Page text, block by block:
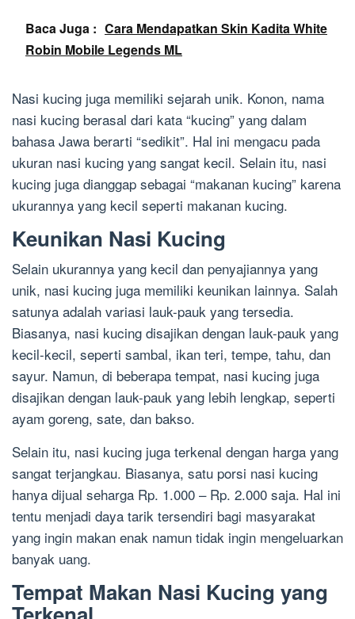
Baca Juga : Cara Mendapatkan Skin Kadita White
Robin Mobile Legends ML
Nasi kucing juga memiliki sejarah unik. Konon, nama
nasi kucing berasal dari kata “kucing” yang dalam
bahasa Jawa berarti “sedikit”. Hal ini mengacu pada
ukuran nasi kucing yang sangat kecil. Selain itu, nasi
kucing juga dianggap sebagai “makanan kucing” karena
ukurannya yang kecil seperti makanan kucing.
Keunikan Nasi Kucing
Selain ukurannya yang kecil dan penyajiannya yang
unik, nasi kucing juga memiliki keunikan lainnya. Salah
satunya adalah variasi lauk-pauk yang tersedia.
Biasanya, nasi kucing disajikan dengan lauk-pauk yang
kecil-kecil, seperti sambal, ikan teri, tempe, tahu, dan
sayur. Namun, di beberapa tempat, nasi kucing juga
disajikan dengan lauk-pauk yang lebih lengkap, seperti
ayam goreng, sate, dan bakso.
Selain itu, nasi kucing juga terkenal dengan harga yang
sangat terjangkau. Biasanya, satu porsi nasi kucing
hanya dijual seharga Rp. 1.000 – Rp. 2.000 saja. Hal ini
tentu menjadi daya tarik tersendiri bagi masyarakat
yang ingin makan enak namun tidak ingin mengeluarkan
banyak uang.
Tempat Makan Nasi Kucing yang